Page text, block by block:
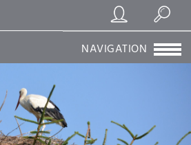
Registrierung/Login
Suchen
NAVIGATION